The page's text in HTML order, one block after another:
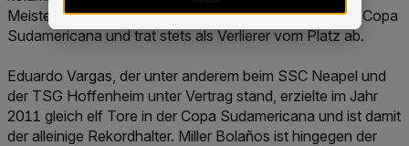
Meister stand als einziger Verein in drei Endspielen der Copa
Sudamericana und trat stets als Verlierer vom Platz ab.
Eduardo Vargas, der unter anderem beim SSC Neapel und
der TSG Hoffenheim unter Vertrag stand, erzielte im Jahr
2011 gleich elf Tore in der Copa Sudamericana und ist damit
der alleinige Rekordhalter. Miller Bolaños ist hingegen der